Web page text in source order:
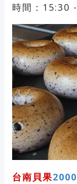
時間：15:30
台南貝果